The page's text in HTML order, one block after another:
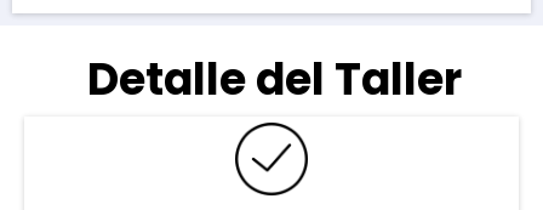
Detalle del Taller